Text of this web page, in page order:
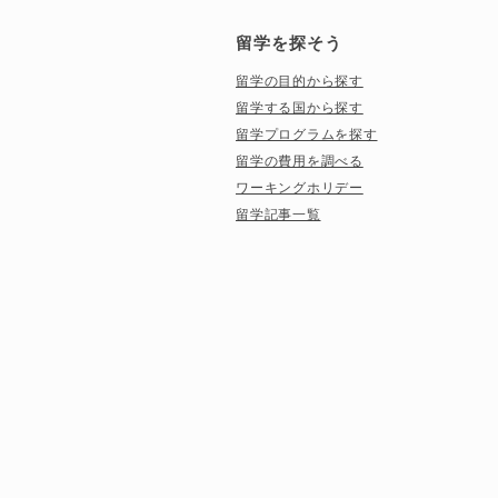
留学を探そう
留学の目的から探す
留学する国から探す
留学プログラムを探す
留学の費用を調べる
ワーキングホリデー
留学記事一覧